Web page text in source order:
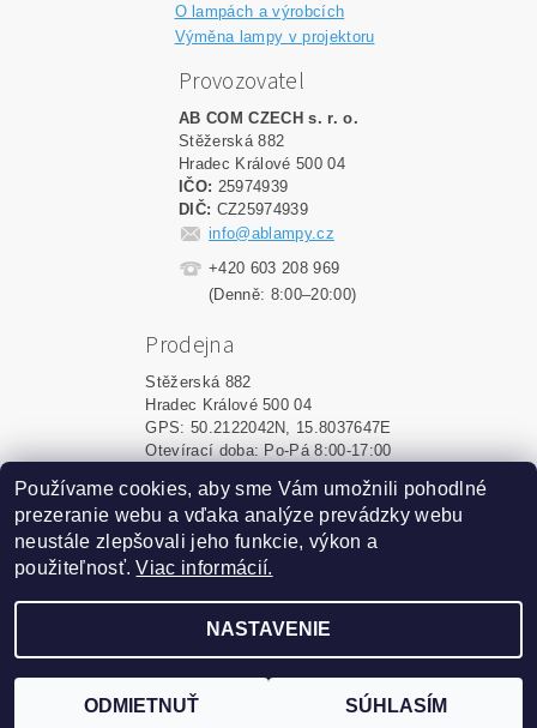
O lampách a výrobcích
Výměna lampy v projektoru
Provozovatel
AB COM CZECH s. r. o.
Stěžerská 882
Hradec Králové 500 04
IČO: 25974939
DIČ: CZ25974939
info@ablampy.cz
+420 603 208 969
(Denně: 8:00–20:00)
Prodejna
Stěžerská 882
Hradec Králové 500 04
GPS: 50.2122042N, 15.8037647E
Otevírací doba: Po-Pá 8:00-17:00
Shoptet.sk MôjPrvýEshop.sk
Vytvoril Shoptet
Podle zákona o evidenci tržeb je prodávající povinen
vystavit kupujícímu účtenku. Zároveň je povinen zaevidovat
Používame cookies, aby sme Vám umožnili pohodlné
prezeranie webu a vďaka analýze prevádzky webu
neustále zlepšovali jeho funkcie, výkon a
použiteľnosť.Viac informácií.
NASTAVENIE
ODMIETNUŤ SÚHLASÍM